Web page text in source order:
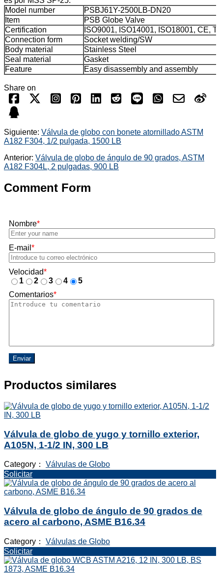
Model number
PSBJ61Y-2500LB-DN20
Item
PSB Globe Valve
Certification
ISO9001, ISO14001, ISO18001, CE,
Connection form
Socket welding/SW
Body material
Stainless Steel
Seal material
Gasket
Feature
Easy disassembly and assembly
Share on
Siguiente: Válvula de globo con bonete atornillado ASTM
A182 F304, 1/2 pulgada, 1500 LB
Anterior: Válvula de globo de ángulo de 90 grados, ASTM
A182 F304L, 2 pulgadas, 900 LB
Comment Form
Nombre*
E-mail *
Velocidad*
1
2 3 4
5
Comentarios*
Enviar
Productos similares
Válvula de globo de yugo y tornillo exterior,
A105N, 1-1/2 IN, 300 LB
Category： Válvulas de Globo
Solicitar
Válvula de globo de ángulo de 90 grados de
acero al carbono, ASME B16.34
Category： Válvulas de Globo
Solicitar